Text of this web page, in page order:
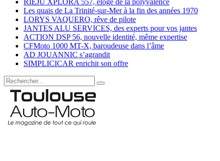
RIEJU XPLORA 557, éloge de la polyvalence
Les quais de La Trinité-sur-Mer à la fin des années 1970
LORYS VAQUERO, rêve de pilote
JANTES ALU SERVICES, des experts pour vos jantes
ACTION DSP 56, nouvelle identité, même expertise
CFMoto 1000 MT-X, baroudeuse dans l’âme
AD JOUANNIC s’agrandit
SIMPLICICAR enrichit son offre